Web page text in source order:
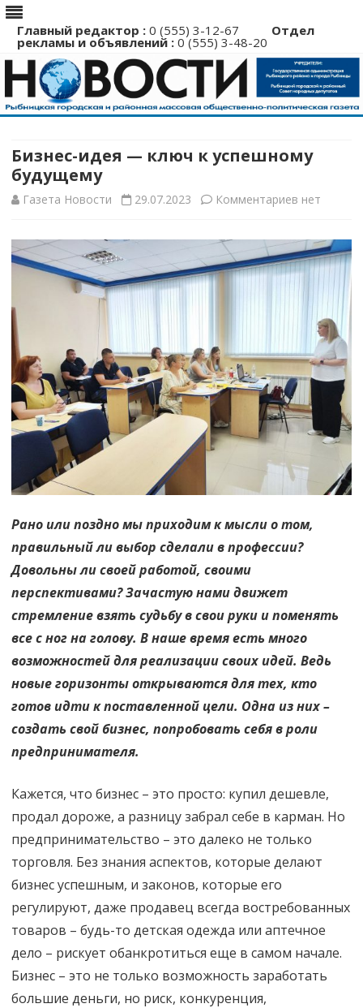
Главный редактор : 0 (555) 3-12-67 Отдел
рекламы и объявлений : 0 (555) 3-48-20
Перейти
Бизнес-идея — ключ к успешному
будущему
Газета Новости 29.07.2023 Комментариев к
Бизнес-
идея
ключ
к
успешному
будущему
нет
Рано или поздно мы приходим к мысли о том,
правильный ли выбор сделали в профессии?
Довольны ли своей работой, своими
перспективами? Зачастую нами движет
стремление взять судьбу в свои руки и поменять
все с ног на голову. В наше время есть много
возможностей для реализации своих идей. Ведь
новые горизонты открываются для тех, кто
готов идти к поставленной цели. Одна из них –
создать свой бизнес, попробовать себя в роли
предпринимателя.
Кажется, что бизнес – это просто: купил дешевле,
продал дороже, а разницу забрал себе в карман. Но
предпринимательство – это далеко не только
торговля. Без знания аспектов, которые делают
бизнес успешным, и законов, которые его
регулируют, даже продавец всегда востребованных
товаров – будь-то детская одежда или аптечное
дело – рискует обанкротиться еще в самом начале.
Бизнес – это не только возможность заработать
большие деньги, но риск, конкуренция,